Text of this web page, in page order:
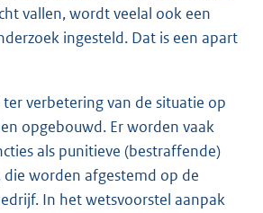
vallen, wordt veelal ook een
ingesteld. Dat is een apart
verbetering van de situatie op
opgebouwd. Er worden vaak
als punitieve (bestraffende)
die worden afgestemd op de
In het wetsvoorstel aanpak